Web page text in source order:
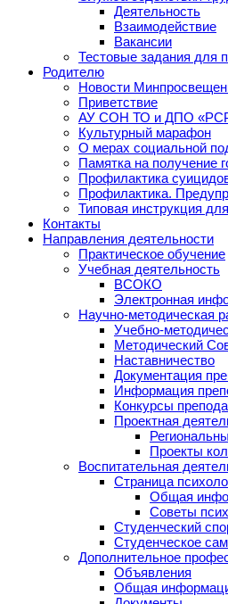
Деятельность
Взаимодействие
Вакансии
Тестовые задания для
Родителю
Новости
Приветствие
АУ СОН ТО и ДПО
Культурный марафон
О мерах социальной
Памятка на получение
Профилактика
Профилактика.
Типовая инструкция
Контакты
Направления деятельности
Практическое обучение
Учебная деятельность
ВСОКО
Электронная
Научно-методическая
Учебно-
Методический
Наставничество
Документация
Информация
Конкурсы
Проектная
Проекты
Воспитательная
Страница
Общая
Советы
Студенческий
Студенческое
Дополнительное
Объявления
Общая